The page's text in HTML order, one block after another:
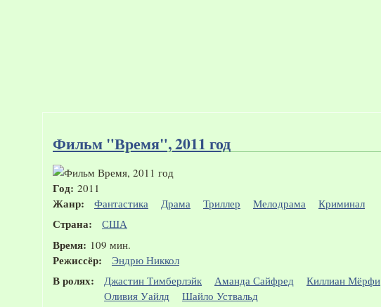
Фильм "Время", 2011 год
Год: 2011
Жанр: Фантастика Драма Триллер Мелодрама Криминал
Страна: США
Время: 109 мин.
Режиссёр: Эндрю Никкол
В ролях: Джастин Тимберлэйк Аманда Сайфред Киллиан Мёрфи
Оливия Уайлд
Шайло Уствальд